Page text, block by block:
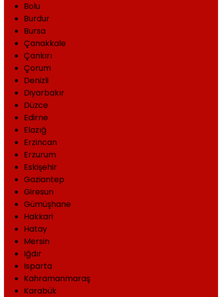
Bolu
Burdur
Bursa
Çanakkale
Çankırı
Çorum
Denizli
Diyarbakır
Düzce
Edirne
Elazığ
Erzincan
Erzurum
Eskişehir
Gaziantep
Giresun
Gümüşhane
Hakkari
Hatay
Mersin
Iğdır
Isparta
Kahramanmaraş
Karabük